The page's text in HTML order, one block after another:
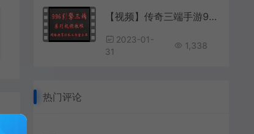
【视频】传奇三端手游996引擎任务系统 第5讲 杀怪任务奖励实现
2023-01-
31
1,338
热门评论